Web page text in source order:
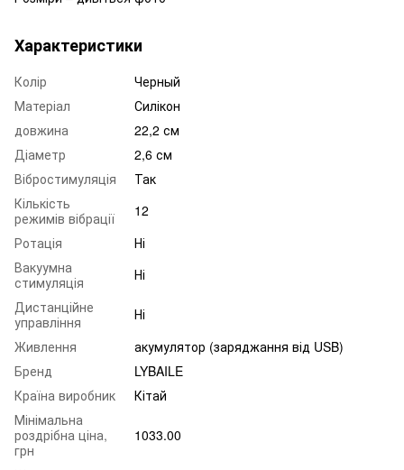
Характеристики
Колір
Черный
Матеріал
Силікон
довжина
22,2 см
Діаметр
2,6 см
Вібростимуляція
Так
Кількість
режимів вібрації
12
Ротація
Ні
Вакуумна
стимуляція
Ні
Дистанційне
управління
Ні
Живлення
акумулятор (заряджання від USB)
Бренд
LYBAILE
Країна виробник
Кітай
Мінімальна
роздрібна ціна,
грн
1033.00